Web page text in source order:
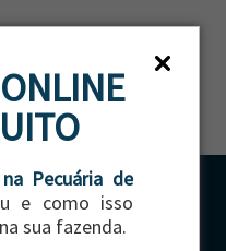
Pecuária de
e como isso
sua fazenda.